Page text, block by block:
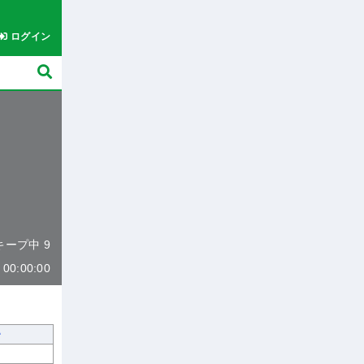
ログイン
ープ中 9
00:00:00